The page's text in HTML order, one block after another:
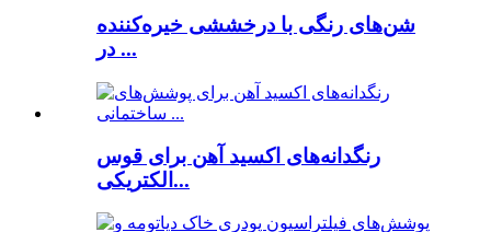
شن‌های رنگی با درخششی خیره‌کننده
در ...
رنگدانه‌های اکسید آهن برای قوس
الکتریکی...